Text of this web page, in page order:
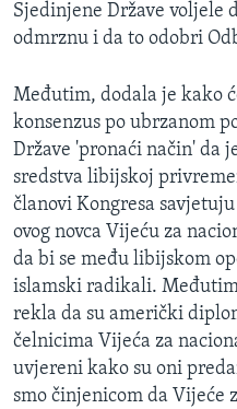
Sjedinjene Države voljele
odmrznu i da to odobri
Međutim, dodala je kako
konsenzus po ubrzanom
Države 'pronaći način' da
sredstva libijskoj
članovi Kongresa
ovog novca Vijeću za
da bi se među libijskom
islamski radikali.
rekla da su američki
čelnicima Vijeća za
uvjereni kako su oni
smo činjenicom da Vijeće